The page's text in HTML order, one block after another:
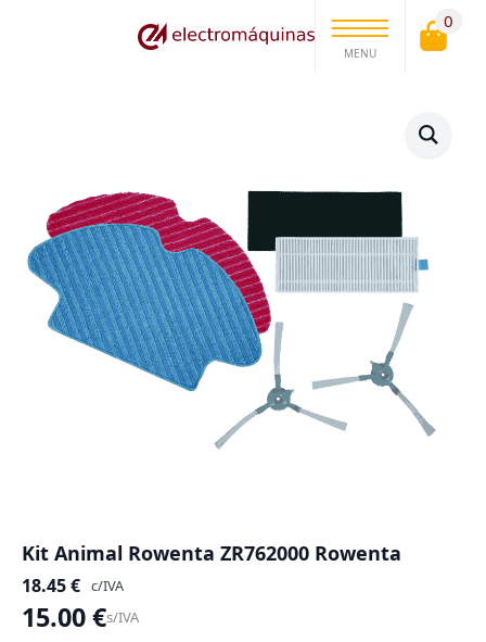
MENU
0
Kit Animal Rowenta ZR762000 Rowenta
18.45€ c/IVA
15.00€s/IVA